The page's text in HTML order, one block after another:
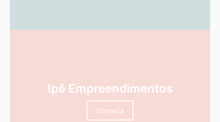
Ipê Empreendimentos
Conheça